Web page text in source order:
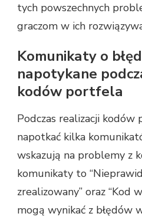
tych powszechnych
graczom w ich
Komunikaty o
napotykane
kodów portfela
Podczas realizacji
napotkać kilka
wskazują na problemy z
komunikaty to
zrealizowany” oraz “Kod
mogą wynikać z błędów